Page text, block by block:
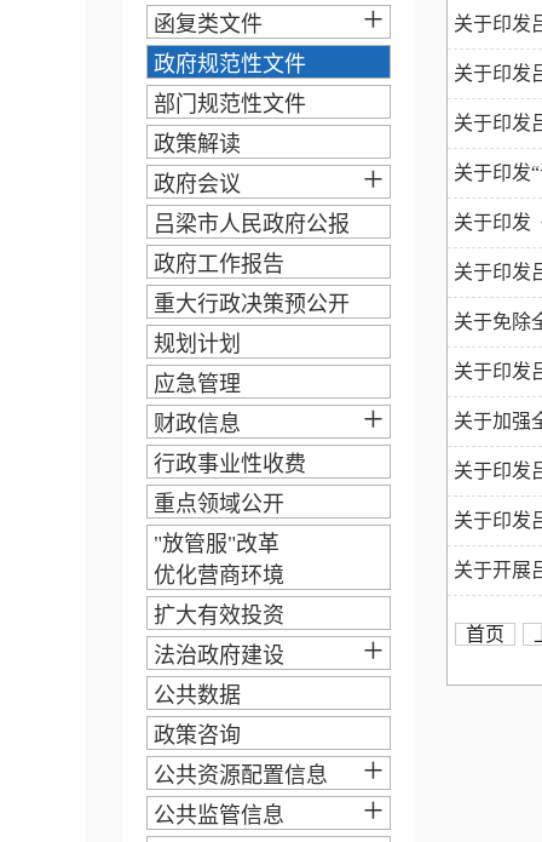
函复类文件
+
政府规范性文件
部门规范性文件
政策解读
政府会议
+
吕梁市人民政府公报
政府工作报告
重大行政决策预公开
规划计划
应急管理
财政信息
+
行政事业性收费
重点领域公开
"放管服"改革
优化营商环境
扩大有效投资
法治政府建设
+
公共数据
政策咨询
公共资源配置信息
+
公共监管信息 +
关于印发
关于印发
关于印发
关于印发
关于印发
关于印发
关于免除
关于印发
关于加强
关于印发
关于印发
关于开展
首页